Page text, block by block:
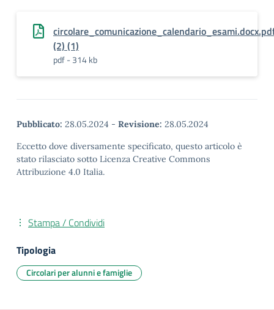
(2) (1)
pdf - 314 kb
Pubblicato: 28.05.2024 - Revisione: 28.05.2024
Eccetto dove diversamente specificato, questo articolo è
stato rilasciato sotto Licenza Creative Commons
Attribuzione 4.0 Italia.
Stampa / Condividi
Tipologia
Circolari per alunni e famiglie